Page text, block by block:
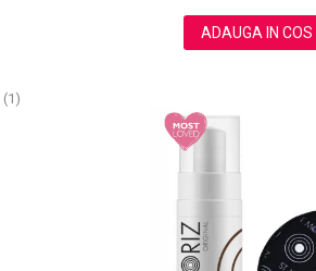
(1)
ADAUGA IN COS